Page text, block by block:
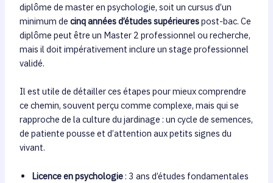
diplôme de master en psychologie, soit un cursus d’un
minimum de cinq années d’études supérieurespost-bac. Ce
diplôme peut être un Master 2 professionnel ou recherche,
mais il doit impérativement inclure un stage professionnel
validé.
Il est utile de détailler ces étapes pour mieux comprendre
ce chemin, souvent perçu comme complexe, mais qui se
rapproche de la culture du jardinage : un cycle de semences,
de patiente pousse et d’attention aux petits signes du
vivant.
Licence en psychologie: 3 ans d’études fondamentales